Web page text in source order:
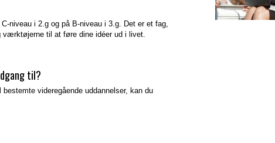
niveau i 2.g og på B-niveau i 3.g. Det er et fag,
til at føre dine idéer ud i livet.
til?
videregående uddannelser, kan du